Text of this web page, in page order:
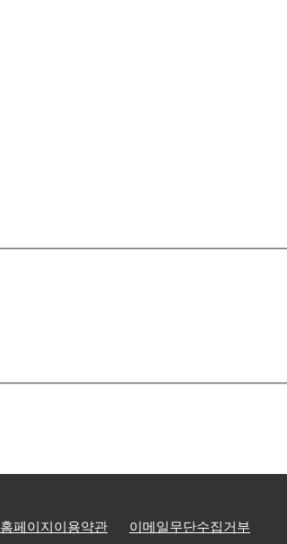
홈페이지이용약관 이메일무단수집거부